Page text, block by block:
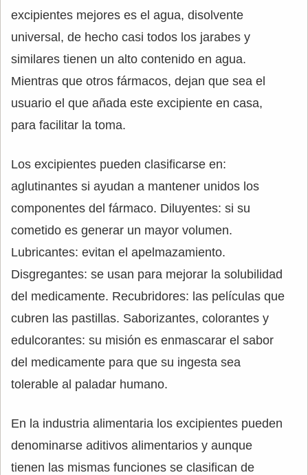
excipientes mejores es el agua, disolvente
universal, de hecho casi todos los jarabes y
similares tienen un alto contenido en agua.
Mientras que otros fármacos, dejan que sea el
usuario el que añada este excipiente en casa,
para facilitar la toma.
Los excipientes pueden clasificarse en:
aglutinantes si ayudan a mantener unidos los
componentes del fármaco. Diluyentes: si su
cometido es generar un mayor volumen.
Lubricantes: evitan el apelmazamiento.
Disgregantes: se usan para mejorar la solubilidad
del medicamente. Recubridores: las películas que
cubren las pastillas. Saborizantes, colorantes y
edulcorantes: su misión es enmascarar el sabor
del medicamente para que su ingesta sea
tolerable al paladar humano.
En la industria alimentaria los excipientes pueden
denominarse aditivos alimentarios y aunque
tienen las mismas funciones se clasifican de